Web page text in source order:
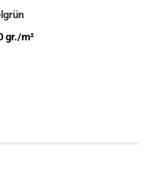
gr./m²